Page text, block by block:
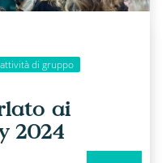
di gruppo
ai
2024